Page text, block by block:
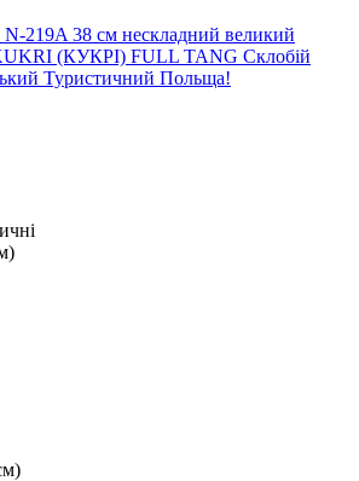
219A 38 см нескладний великий
KUKRI (КУКРІ) FULL TANG Склобій
Туристичний Польща!